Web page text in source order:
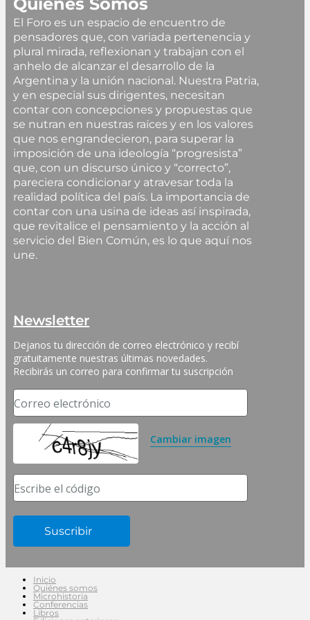
El Foro es un espacio de encuentro de
pensadores que, con variada pertenencia y
plural mirada, reflexionan y trabajan con el
anhelo de alcanzar el desarrollo de la
Argentina y la unión nacional. Nuestra Patria,
y en especial sus dirigentes, necesitan
contar con concepciones y propuestas que
se nutran en nuestras raíces y en los valores
que nos engrandecieron, para superar la
imposición de una ideología “progresista”
que, con un discurso único y “correcto”,
pareciera condicionar y atravesar toda la
realidad política del país. La importancia de
contar con una usina de ideas así inspirada,
que revitalice el pensamiento y la acción al
servicio del Bien Común, es lo que aquí nos
une.
Newsletter
Dejanos tu dirección de correo electrónico y recibí
gratuitamente nuestras últimas novedades.
Recibirás un correo para confirmar tu suscripción
Correo electrónico
Cambiar imagen
Escribe el código
Inicio
Quiénes somos
Microhistoria
Conferencias
Libros